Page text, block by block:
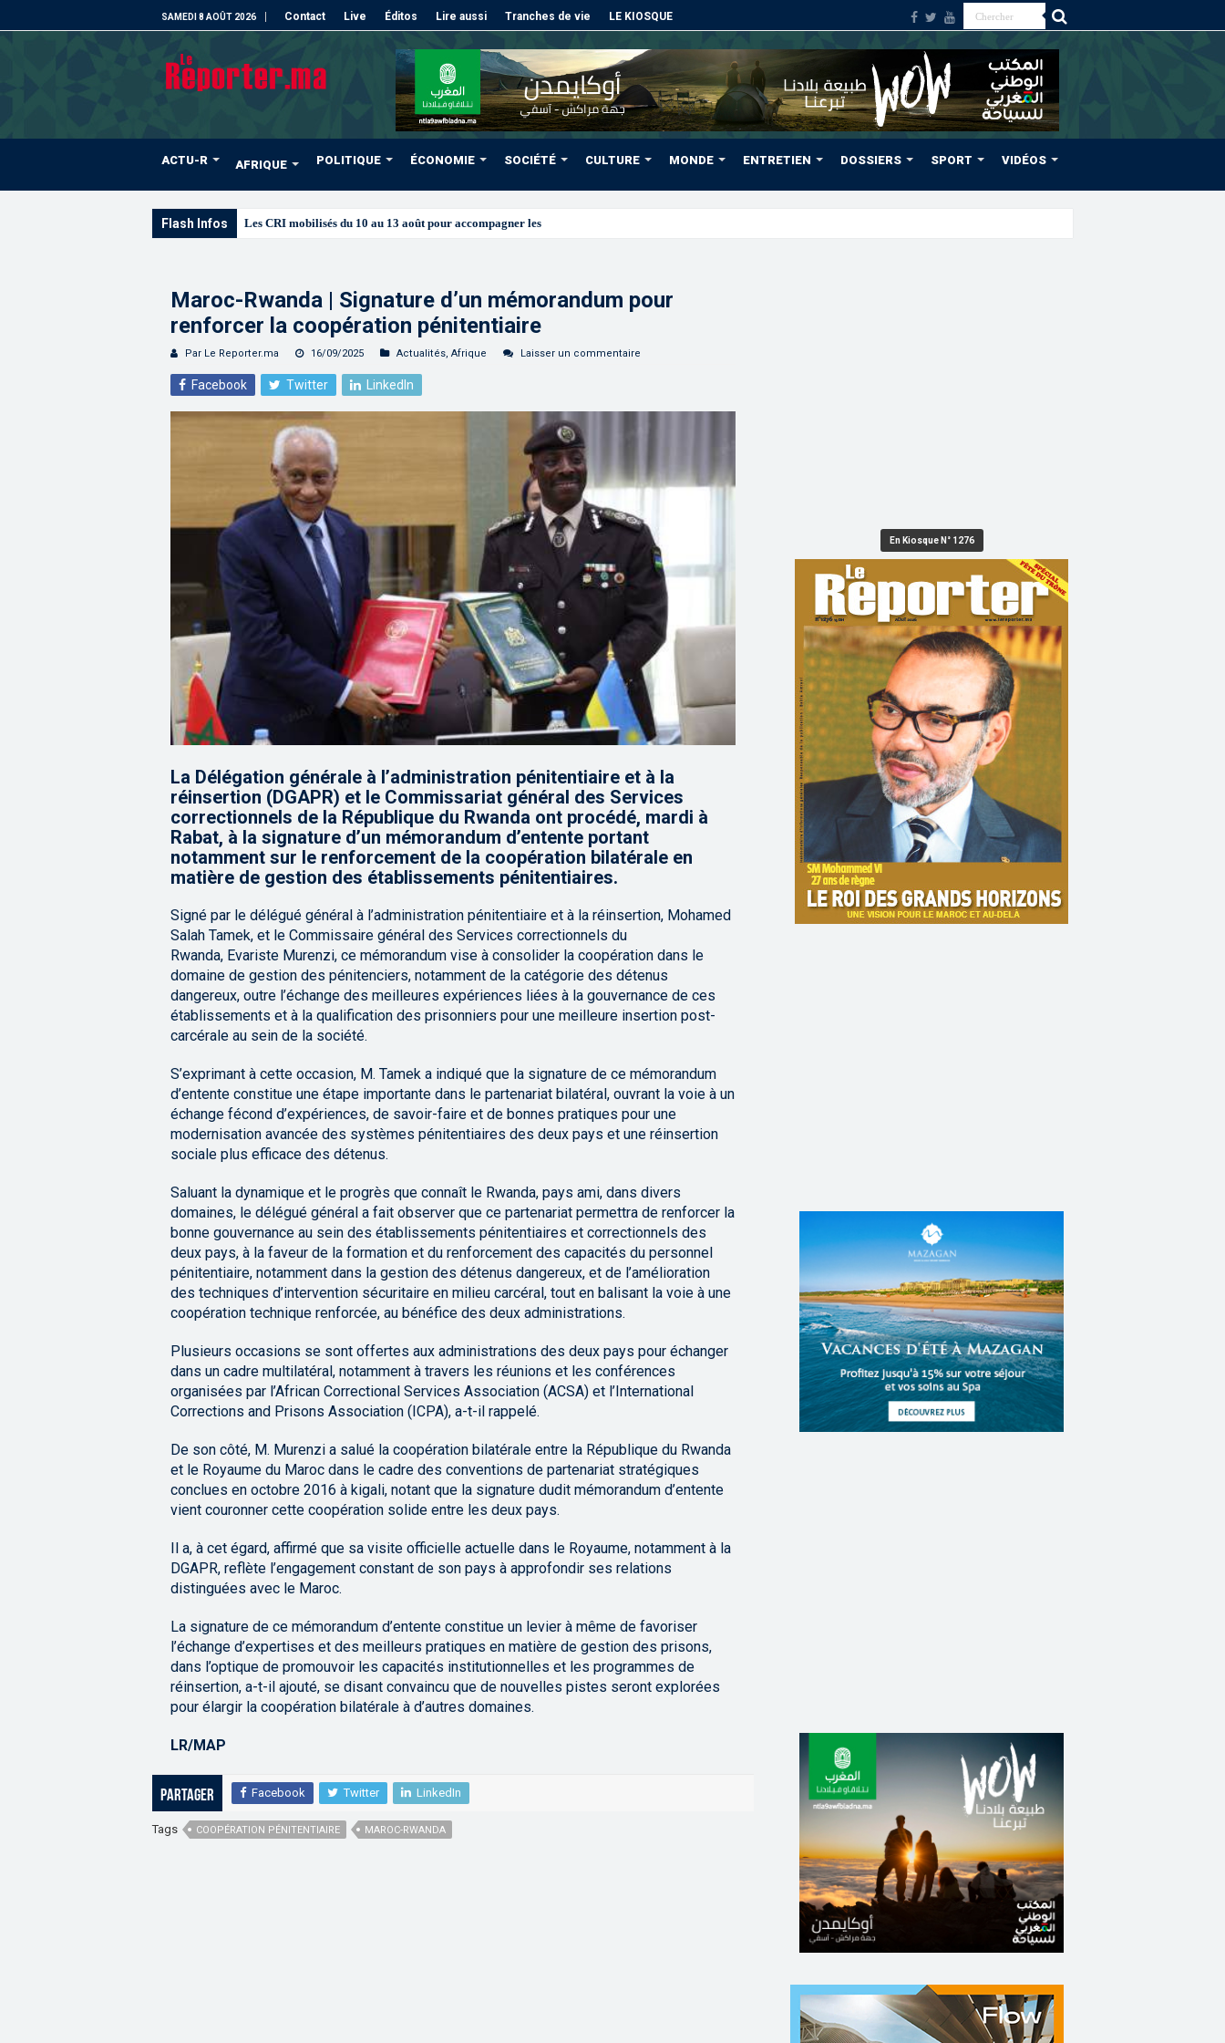
SAMEDI 8 AOÛT 2026 Contact Live Éditos Lire aussi Tranches de vie LE KIOSQUE
ACTU-R AFRIQUE POLITIQUE ÉCONOMIE SOCIÉTÉ CULTURE MONDE ENTRETIEN DOSSIERS SPORT VIDÉOS
Flash Infos Les CRI mobilisés du 10 au 13 août pour accompagner les projets des Marocains du Monde
Maroc-Rwanda | Signature d’un mémorandum pour
renforcer la coopération pénitentiaire
Par Le Reporter.ma 16/09/2025 Actualités, Afrique Laisser un commentaire
Facebook Twitter LinkedIn
La Délégation générale à l’administration pénitentiaire et à la
réinsertion (DGAPR) et le Commissariat général des Services
correctionnels de la République du Rwanda ont procédé, mardi à
Rabat, à la signature d’un mémorandum d’entente portant
notamment sur le renforcement de la coopération bilatérale en
matière de gestion des établissements pénitentiaires.
Signé par le délégué général à l’administration pénitentiaire et à la réinsertion, Mohamed
Salah Tamek, et le Commissaire général des Services correctionnels du
Rwanda, Evariste Murenzi, ce mémorandum vise à consolider la coopération dans le
domaine de gestion des pénitenciers, notamment de la catégorie des détenus
dangereux, outre l’échange des meilleures expériences liées à la gouvernance de ces
établissements et à la qualification des prisonniers pour une meilleure insertion post-
carcérale au sein de la société.
S’exprimant à cette occasion, M. Tamek a indiqué que la signature de ce mémorandum
d’entente constitue une étape importante dans le partenariat bilatéral, ouvrant la voie à un
échange fécond d’expériences, de savoir-faire et de bonnes pratiques pour une
modernisation avancée des systèmes pénitentiaires des deux pays et une réinsertion
sociale plus efficace des détenus.
Saluant la dynamique et le progrès que connaît le Rwanda, pays ami, dans divers
domaines, le délégué général a fait observer que ce partenariat permettra de renforcer la
bonne gouvernance au sein des établissements pénitentiaires et correctionnels des
deux pays, à la faveur de la formation et du renforcement des capacités du personnel
pénitentiaire, notamment dans la gestion des détenus dangereux, et de l’amélioration
des techniques d’intervention sécuritaire en milieu carcéral, tout en balisant la voie à une
coopération technique renforcée, au bénéfice des deux administrations.
Plusieurs occasions se sont offertes aux administrations des deux pays pour échanger
dans un cadre multilatéral, notamment à travers les réunions et les conférences
organisées par l’African Correctional Services Association (ACSA) et l’International
Corrections and Prisons Association (ICPA), a-t-il rappelé.
De son côté, M. Murenzi a salué la coopération bilatérale entre la République du Rwanda
et le Royaume du Maroc dans le cadre des conventions de partenariat stratégiques
conclues en octobre 2016 à kigali, notant que la signature dudit mémorandum d’entente
vient couronner cette coopération solide entre les deux pays.
Il a, à cet égard, affirmé que sa visite officielle actuelle dans le Royaume, notamment à la
DGAPR, reflète l’engagement constant de son pays à approfondir ses relations
distinguées avec le Maroc.
La signature de ce mémorandum d’entente constitue un levier à même de favoriser
l’échange d’expertises et des meilleurs pratiques en matière de gestion des prisons,
dans l’optique de promouvoir les capacités institutionnelles et les programmes de
réinsertion, a-t-il ajouté, se disant convaincu que de nouvelles pistes seront explorées
pour élargir la coopération bilatérale à d’autres domaines.
LR/MAP
Partager Facebook Twitter LinkedIn
Tags COOPÉRATION PÉNITENTIAIRE MAROC-RWANDA
En Kiosque N° 1276